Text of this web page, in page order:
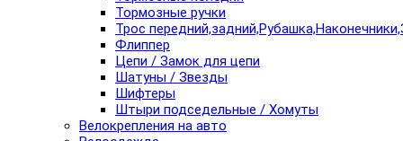
Тормозные ручки
Трос
Флиппер
Цепи / Замок для цепи
Шатуны / Звезды
Шифтеры
Штыри подседельные / Хомуты
Велокрепления на авто